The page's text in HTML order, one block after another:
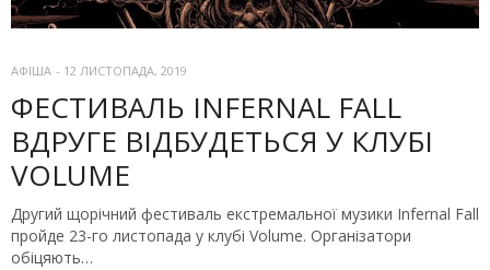
АФІША - 12 ЛИСТОПАДА, 2019
ФЕСТИВАЛЬ INFERNAL FALL
ВДРУГЕ ВІДБУДЕТЬСЯ У КЛУБІ
VOLUME
Другий щорічний фестиваль екстремальної музики Infernal Fall
пройде 23-го листопада у клубі Volume. Організатори
обіцяють…